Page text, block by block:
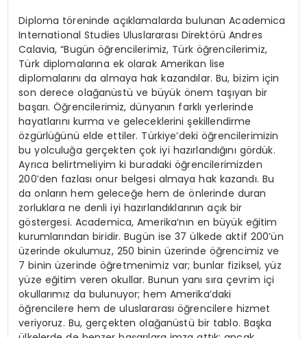
Diploma töreninde açıklamalarda bulunan Academica
International Studies Uluslararası Direktörü Andres
Calavia, “Bugün öğrencilerimiz, Türk öğrencilerimiz,
Türk diplomalarına ek olarak Amerikan lise
diplomalarını da almaya hak kazandılar. Bu, bizim için
son derece olağanüstü ve büyük önem taşıyan bir
başarı. Öğrencilerimiz, dünyanın farklı yerlerinde
hayatlarını kurma ve geleceklerini şekillendirme
özgürlüğünü elde ettiler. Türkiye’deki öğrencilerimizin
bu yolculuğa gerçekten çok iyi hazırlandığını gördük.
Ayrıca belirtmeliyim ki buradaki öğrencilerimizden
200’den fazlası onur belgesi almaya hak kazandı. Bu
da onların hem geleceğe hem de önlerinde duran
zorluklara ne denli iyi hazırlandıklarının açık bir
göstergesi. Academica, Amerika’nın en büyük eğitim
kurumlarından biridir. Bugün ise 37 ülkede aktif 200’ün
üzerinde okulumuz, 250 binin üzerinde öğrencimiz ve
7 binin üzerinde öğretmenimiz var; bunlar fiziksel, yüz
yüze eğitim veren okullar. Bunun yanı sıra çevrim içi
okullarımız da bulunuyor; hem Amerika’daki
öğrencilere hem de uluslararası öğrencilere hizmet
veriyoruz. Bu, gerçekten olağanüstü bir tablo. Başka